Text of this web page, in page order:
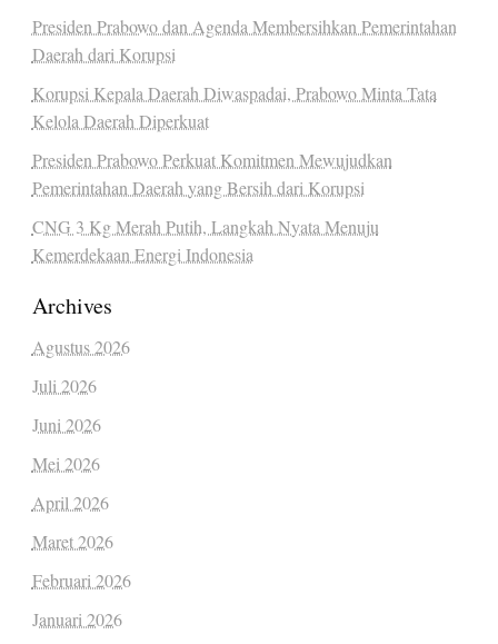
Presiden Prabowo dan Agenda Membersihkan Pemerintahan
Daerah dari Korupsi
Korupsi Kepala Daerah Diwaspadai, Prabowo Minta Tata
Kelola Daerah Diperkuat
Presiden Prabowo Perkuat Komitmen Mewujudkan
Pemerintahan Daerah yang Bersih dari Korupsi
CNG 3 Kg Merah Putih, Langkah Nyata Menuju
Kemerdekaan Energi Indonesia
Archives
Agustus 2026
Juli 2026
Juni 2026
Mei 2026
April 2026
Maret 2026
Februari 2026
Januari 2026